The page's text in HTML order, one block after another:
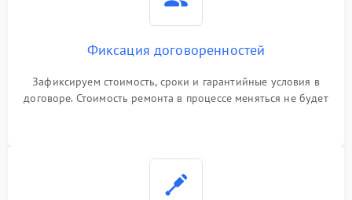
Фиксация договоренностей
Зафиксируем стоимость, сроки и гарантийные условия в
договоре. Стоимость ремонта в процессе меняться не будет